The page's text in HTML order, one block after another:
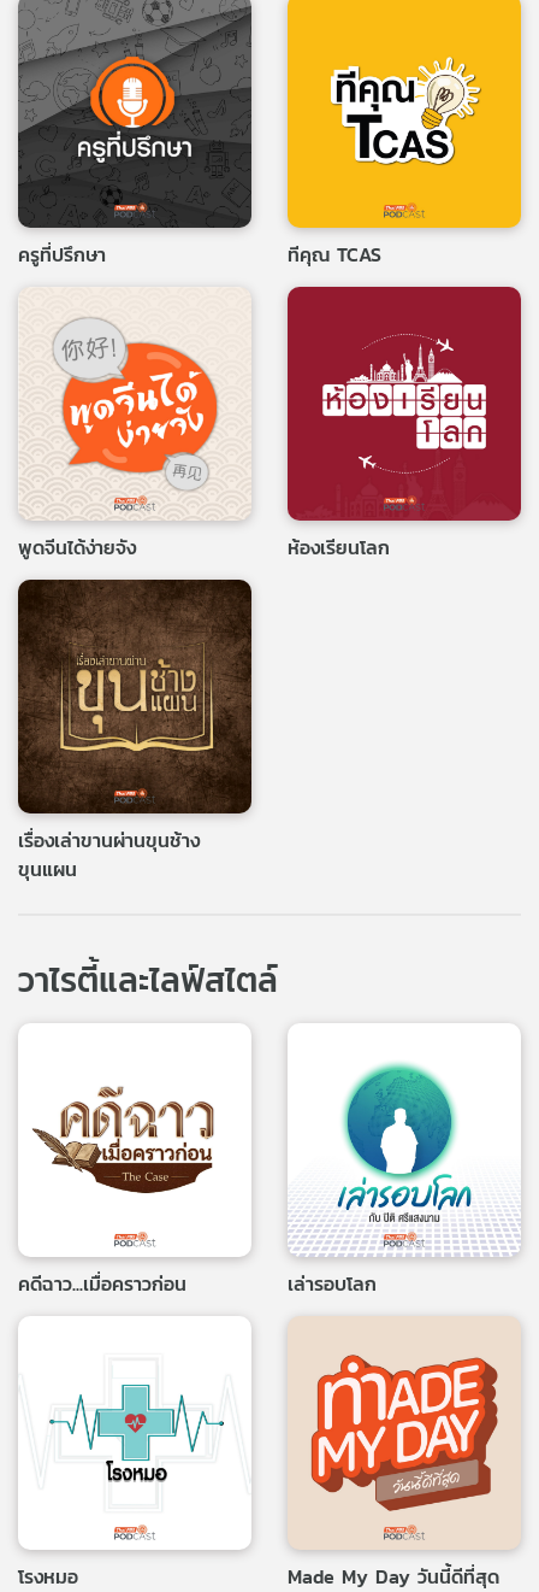
ครูที่ปรึกษา ทีคุณ TCAS
พูดจีนได้ง่ายจัง ห้องเรียนโลก
เรื่องเล่าขานผ่านขุนช้าง
ขุนแผน
วาไรตี้และไลฟ์สไตล์
คดีฉาว...เมื่อคราวก่อน เล่ารอบโลก
โรงหมอ Made My Day วันนี้ดีที่สุด